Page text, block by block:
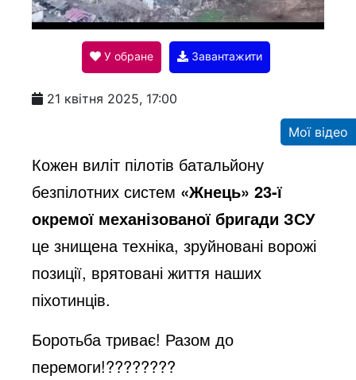
l
a
V
i
e
У обране Завантажити
21 квітня 2025, 17:00
Кожен виліт пілотів батальйону
безпілотних систем «Жнець» 23-ї
окремої механізованої бригади ЗСУ
це знищена техніка, зруйновані ворожі
позиції, врятовані життя наших
піхотинців.
Боротьба триває! Разом до
перемоги!????????
Мої відео